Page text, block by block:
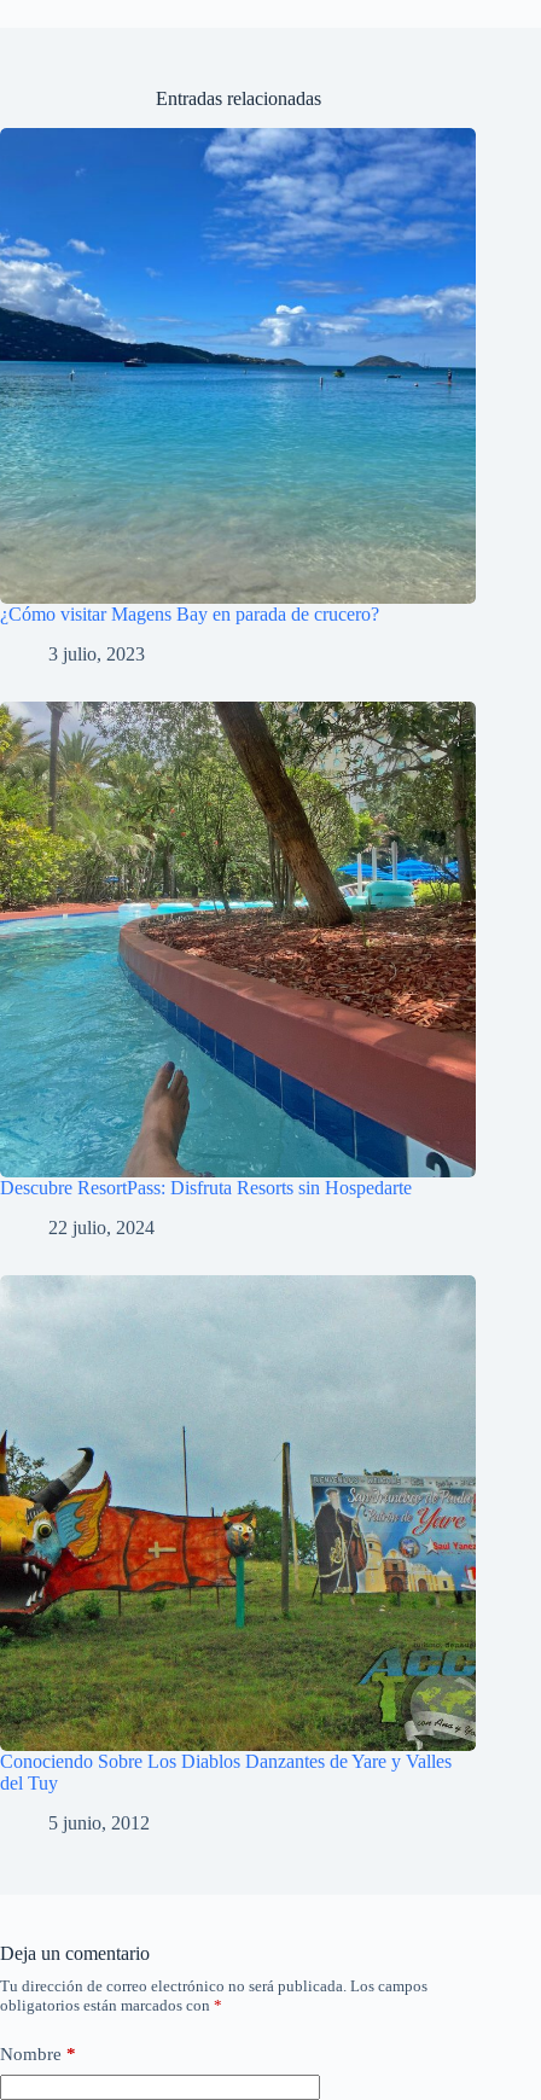
Entradas relacionadas
¿Cómo visitar Magens Bay en parada de crucero?
3 julio, 2023
Descubre ResortPass: Disfruta Resorts sin Hospedarte
22 julio, 2024
Conociendo Sobre Los Diablos Danzantes de Yare y Valles
del Tuy
5 junio, 2012
Deja un comentario
Tu dirección de correo electrónico no será publicada. Los campos
obligatorios están marcados con *
Nombre *